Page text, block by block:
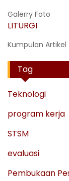
Galerry Foto
LITURGI
Kumpulan
Tag
Teknologi
program kerja
STSM
evaluasi
Pembukaan